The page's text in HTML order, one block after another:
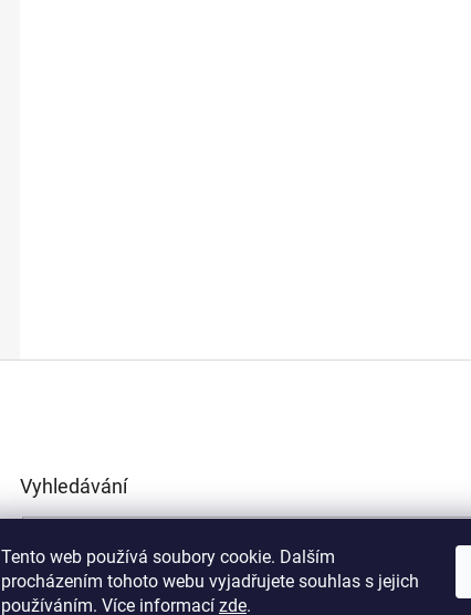
Tento web používá soubory cookie. Dalším
procházením tohoto webu vyjadřujete souhlas s jejich
používáním. Více informací zde.
Vyhledávání